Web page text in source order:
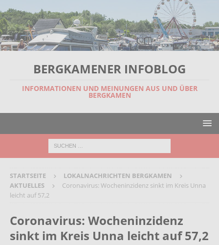
BERGKAMENER INFOBLOG
INFORMATIONEN UND MEINUNGEN AUS UND ÜBER
BERGKAMEN
STARTSEITE
LOKALNACHRICHTEN BERGKAMEN
AKTUELLES
Coronavirus: Wocheninzidenz sinkt im Kreis Unna
leicht auf 57,2
Coronavirus: Wocheninzidenz
sinkt im Kreis Unna leicht auf 57,2